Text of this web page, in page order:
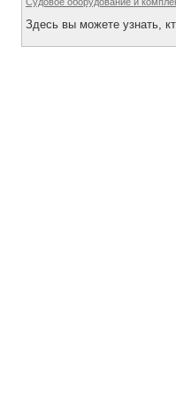
Здесь вы можете узнать,